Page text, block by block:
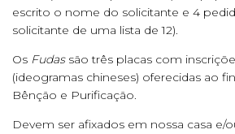
escrito o nome do solicitante e 4
solicitante de uma lista de 12).
Os Fudassão três placas com
(ideogramas chineses) oferecidas ao
Bênção e Purificação.
Devem ser afixados em nossa casa e/